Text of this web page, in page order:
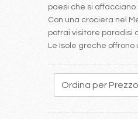
paesi che si affacciano
Con una crociera nel
potrai visitare paradisi
Le Isole greche
84 85 86